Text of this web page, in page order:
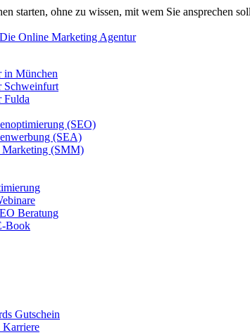
starten, ohne zu wissen, mit wem Sie ansprechen
Online Marketing Agentur
in München
Schweinfurt
Fulda
(SEO)
(SEA)
Marketing (SMM)
Beratung
Book
Gutschein
Karriere